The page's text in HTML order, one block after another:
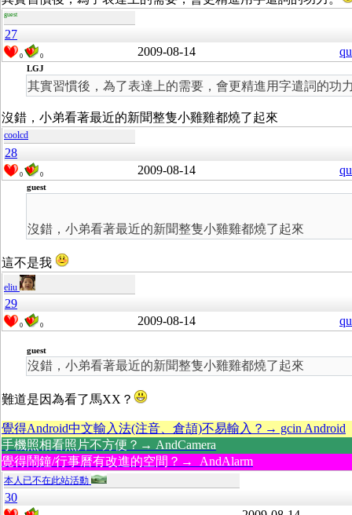
guest
27
0 0 2009-08-14
LGJ
其實習慣後，為了表達上的需要，會更精進用字遣詞的功
沒錯，小弟看著最近的新聞整隻小雞雞都燒了起來
coolcd
28
0 0 2009-08-14
guest
沒錯，小弟看著最近的新聞整隻小雞雞都燒了起來
這不是我
eliu
29
0 0 2009-08-14
guest
沒錯，小弟看著最近的新聞整隻小雞雞都燒了起來
難道是因為看了馬XX？
覺得Android中文輸入法(注音、倉頡)不易輸入？→ gcin Android
手機照相看照片不方便？→ AndCamera
覺得鬧鐘/行事曆有改進的空間？→ AndAlarm
本人已不在此站活動
30